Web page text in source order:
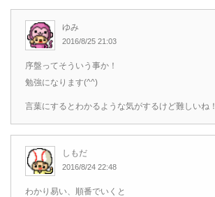
ゆみ
2016/8/25 21:03
序盤ってそういう事か！
勉強になります(^^)
言葉にするとわかるような気がするけど難しいね！
しもだ
2016/8/24 22:48
わかり易い、順番でいくと